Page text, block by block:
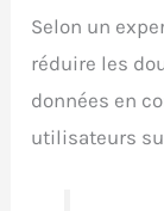
Selon un
réduire les
données en
utilisateurs